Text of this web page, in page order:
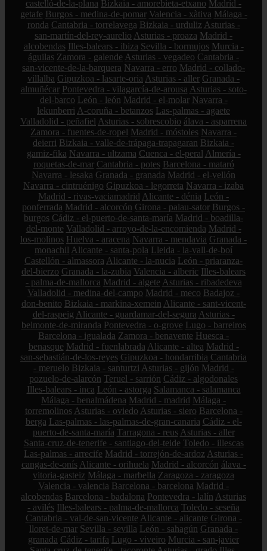
castelló-de-la-plana Bizkaia - amorebieta-etxano Madrid -
getafe Burgos - medina-de-pomar Valencia - xàtiva Málaga -
ronda Cantabria - torrelavega Bizkaia - urduliz Asturias -
san-martín-del-rey-aurelio Asturias - proaza Madrid -
alcobendas Illes-balears - ibiza Sevilla - bormujos Murcia -
águilas Zamora - galende Asturias - vegadeo Cantabria -
san-vicente-de-la-barquera Navarra - erro Madrid - collado-
villalba Gipuzkoa - lasarte-oria Asturias - aller Granada -
almuñécar Pontevedra - vilagarcía-de-arousa Asturias - soto-
del-barco León - león Madrid - el-molar Navarra -
lekunberri A-coruña - betanzos Las-palmas - agaete
Valladolid - peñafiel Asturias - sobrescobio álava - asparrena
Zamora - fuentes-de-ropel Madrid - móstoles Navarra -
deierri Bizkaia - valle-de-trápaga-trapagaran Bizkaia -
gamiz-fika Navarra - ultzama Cuenca - el-peral Almería -
roquetas-de-mar Cantabria - potes Barcelona - mataró
Navarra - lesaka Granada - granada Madrid - el-vellón
Navarra - cintruénigo Gipuzkoa - legorreta Navarra - izaba
Madrid - rivas-vaciamadrid Alicante - dénia León -
ponferrada Madrid - alcorcón Girona - palau-sator Burgos -
burgos Cádiz - el-puerto-de-santa-maría Madrid - boadilla-
del-monte Valladolid - arroyo-de-la-encomienda Madrid -
los-molinos Huelva - aracena Navarra - mendavia Granada -
monachil Alicante - santa-pola Lleida - la-vall-de-boí
Castellón - almassora Alicante - la-nucia León - priaranza-
del-bierzo Granada - la-zubia Valencia - alberic Illes-balears
- palma-de-mallorca Madrid - algete Asturias - ribadedeva
Valladolid - medina-del-campo Madrid - meco Badajoz -
don-benito Bizkaia - markina-xemein Alicante - sant-vicent-
del-raspeig Alicante - guardamar-del-segura Asturias -
belmonte-de-miranda Pontevedra - o-grove Lugo - barreiros
Barcelona - igualada Zamora - benavente Huesca -
benasque Madrid - fuenlabrada Alicante - altea Madrid -
san-sebastián-de-los-reyes Gipuzkoa - hondarribia Cantabria
- meruelo Bizkaia - santurtzi Asturias - gijón Madrid -
pozuelo-de-alarcón Teruel - sarrión Cádiz - algodonales
Illes-balears - inca León - astorga Salamanca - salamanca
Málaga - benalmádena Madrid - madrid Málaga -
torremolinos Asturias - oviedo Asturias - siero Barcelona -
berga Las-palmas - las-palmas-de-gran-canaria Cádiz - el-
puerto-de-santa-maría Tarragona - reus Asturias - aller
Santa-cruz-de-tenerife - santiago-del-teide Toledo - illescas
Las-palmas - arrecife Madrid - torrejón-de-ardoz Asturias -
cangas-de-onís Alicante - orihuela Madrid - alcorcón álava -
vitoria-gasteiz Málaga - marbella Zaragoza - zaragoza
Valencia - valencia Barcelona - barcelona Madrid -
alcobendas Barcelona - badalona Pontevedra - lalín Asturias
- avilés Illes-balears - palma-de-mallorca Toledo - seseña
Cantabria - val-de-san-vicente Alicante - alicante Girona -
lloret-de-mar Sevilla - sevilla León - sahagún Granada -
granada Cádiz - tarifa Lugo - viveiro Murcia - san-javier